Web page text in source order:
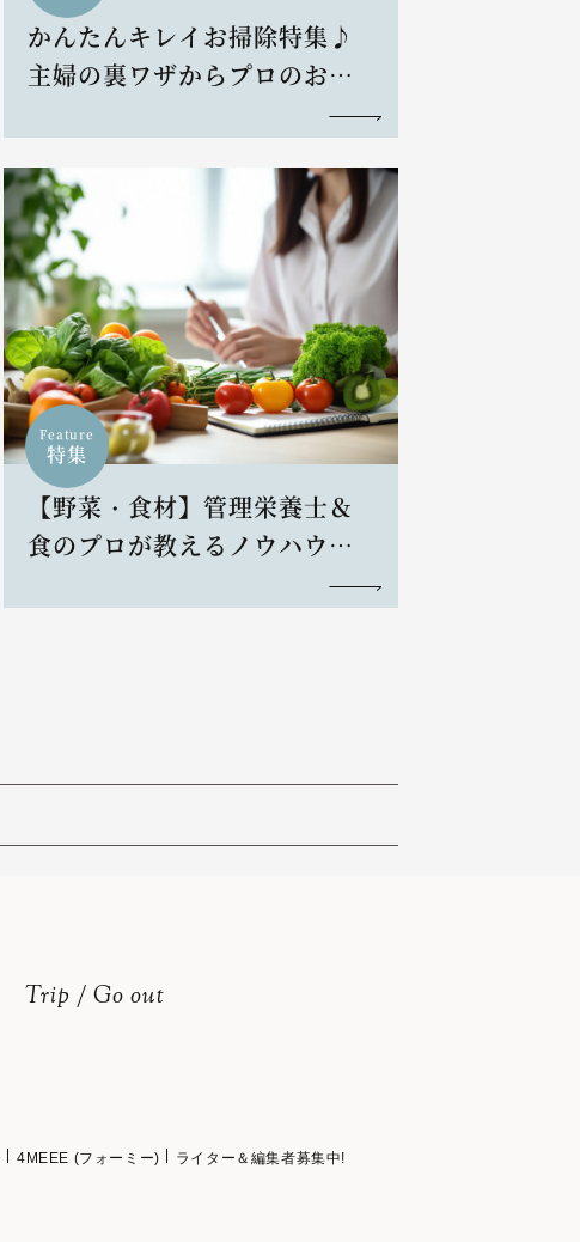
かんたんキレイお掃除特集♪
主婦の裏ワザからプロのお掃
Feature
特集
【野菜・食材】管理栄養士＆
食のプロが教えるノウハウと
Trip / Go out
4MEEE (フォーミー) ライター＆編集者募集中!